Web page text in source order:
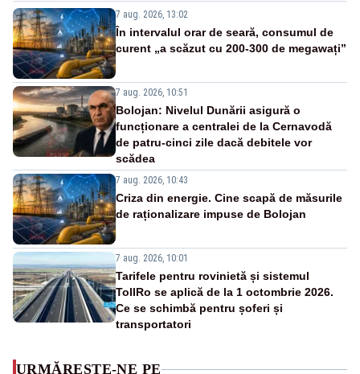
7 aug. 2026, 13:02
În intervalul orar de seară, consumul de
curent „a scăzut cu 200-300 de megawați”
7 aug. 2026, 10:51
Bolojan: Nivelul Dunării asigură o
funcționare a centralei de la Cernavodă
de patru-cinci zile dacă debitele vor
scădea
7 aug. 2026, 10:43
Criza din energie. Cine scapă de măsurile
de raționalizare impuse de Bolojan
7 aug. 2026, 10:01
Tarifele pentru rovinietă și sistemul
TollRo se aplică de la 1 octombrie 2026.
Ce se schimbă pentru șoferi și
transportatori
URMĂREȘTE-NE PE